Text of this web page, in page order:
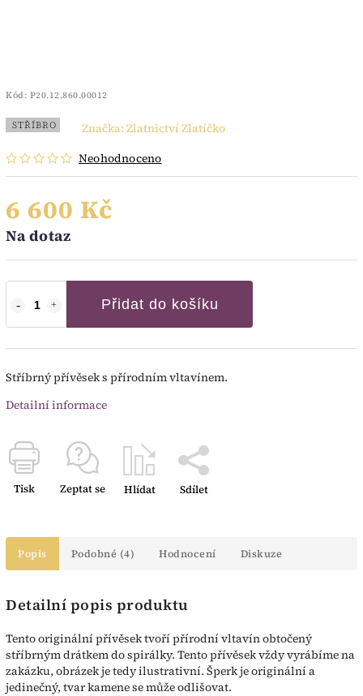
Kód: P20.12.860.00012
STŘÍBRO
Neohodnoceno
Značka: Zlatnictví Zlatíčko
6 600 Kč
Na dotaz
Přidat do košíku
Stříbrný přívěsek s přírodním vltavínem.
Detailní informace
Tisk Zeptat se Hlídat Sdílet
Popis Podobné (4) Hodnocení Diskuze
Detailní popis produktu
Tento originální přívěsek tvoří přírodní vltavín obtočený
stříbrným drátkem do spirálky. Tento přívěsek vždy vyrábíme na
zakázku, obrázek je tedy ilustrativní. Šperk je originální a
jedinečný, tvar kamene se může odlišovat.